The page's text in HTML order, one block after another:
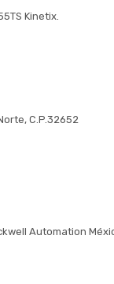
Kinetix.
C.P.32652
Automation